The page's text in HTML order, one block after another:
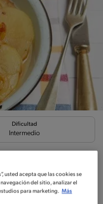
Dificultad
Intermedio
usted acepta que las cookies se
del sitio, analizar el
para marketing. Más